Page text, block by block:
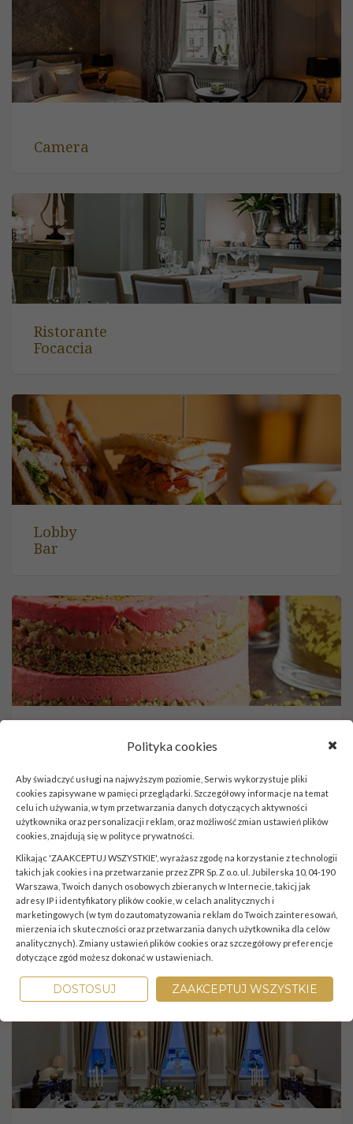
Camera
Ristorante
Focaccia
Lobby
Bar
Cantina
Polityka cookies
Aby świadczyć usługi na najwyższym poziomie, Serwis wykorzystuje pliki
cookies zapisywane w pamięci przeglądarki. Szczegółowy informacje na temat
celu ich używania, w tym przetwarzania danych dotyczących aktywności
użytkownika oraz personalizacji reklam, oraz możliwość zmian ustawień plików
cookies, znajdują się w polityce prywatności
Klikając 'ZAAKCEPTUJ WSZYSTKIE', wyrażasz zgodę na korzystanie z technologii
takich jak cookies i na przetwarzanie przez ZPR Sp. Z o.o. ul. Jubilerska 10, 04-190
Warszawa, Twoich danych osobowych zbieranych w Internecie, takicj jak
adresy IP i identyfikatory plików cookie, w celach analitycznych i
marketingowych (w tym do zautomatyzowania reklam do Twoich zainteresowań,
mierzenia ich skuteczności oraz przetwarzania danych użytkownika dla celów
analitycznych). Zmiany ustawień plików cookies oraz szczegółowy preferencje
dotyczące zgód możesz dokonać w ustawieniach.
DOSTOSUJ ZAAKCEPTUJ WSZYSTKIE